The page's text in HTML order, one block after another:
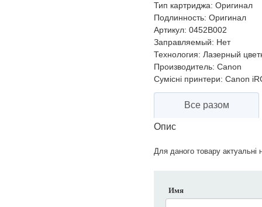
Тип картриджа: Оригинал
Подлинность: Оригинал
Артикул: 0452B002
Заправляемый: Нет
Технология: Лазерный
Производитель: Canon
Сумісні принтери: Canon
Все разом
Опис
Для даного товару актуальні
Имя